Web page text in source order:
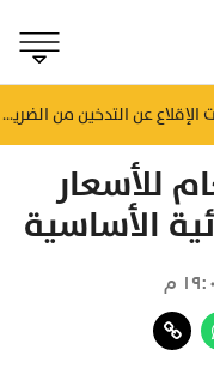
منذ ٥٨ دقيقة سلطنة عُمان تعفي منتجات الإقلاع عن التدخين من الضريبة
للأسعار
الأساسية